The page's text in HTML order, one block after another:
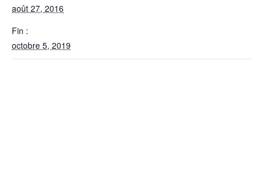
août 27, 2016
Fin :
octobre 5, 2019